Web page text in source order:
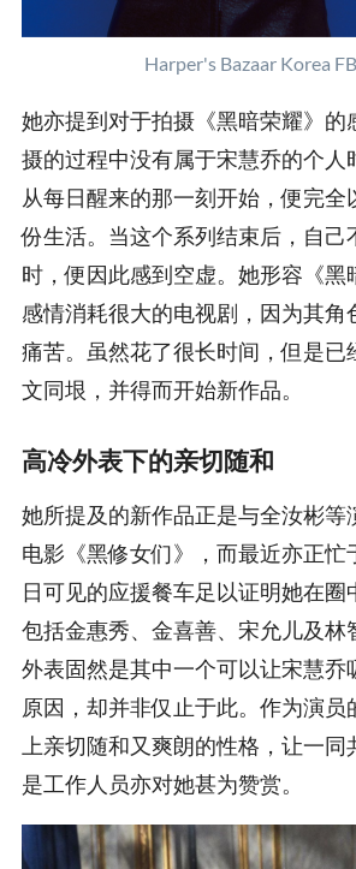
Harper's Bazaar Korea
她亦提到对于拍摄《黑暗荣耀》的
摄的过程中没有属于宋慧乔的个人
从每日醒来的那一刻开始，便完全
份生活。当这个系列结束后，自己
时，便因此感到空虚。她形容《黑
感情消耗很大的电视剧，因为其角
痛苦。虽然花了很长时间，但是已
文同垠，并得而开始新作品。
高冷外表下的亲切随和
她所提及的新作品正是与全汝彬等
电影《黑修女们》，而最近亦正忙
日可见的应援餐车足以证明她在圈
包括金惠秀、金喜善、宋允儿及林
外表固然是其中一个可以让宋慧乔
原因，却并非仅止于此。作为演员
上亲切随和又爽朗的性格，让一
是工作人员亦对她甚为赞赏。